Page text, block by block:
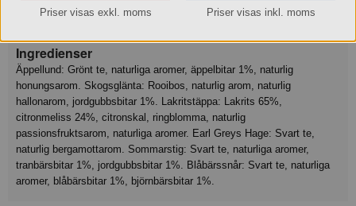
Tepåse Med Kuvert Grönt Te
Svart Te
Ingredienser
Äppellund: Grönt te, naturliga aromer, äppelbitar 1%, naturlig
honungsarom. Skogsglänta: Rooibos, naturlig arom, naturlig
hallonarom, jordgubbsbitar 1%. Lakritstäppa: Lakrits 65%,
citronmeliss 24%, citronskal, ringblomma, naturlig
passionsfruktsarom, naturliga aromer. Earl Greys Hage: Svart te,
naturlig bergamottarom. Sommarstig: Svart te, naturliga aromer,
tranbärsbitar 1%, jordgubbsbitar 1%. Blåbärssnår: Svart te, naturliga
aromer, blåbärsbitar 1%, björnbärsbitar 1%.
Priser visas exkl. moms Priser visas inkl. moms